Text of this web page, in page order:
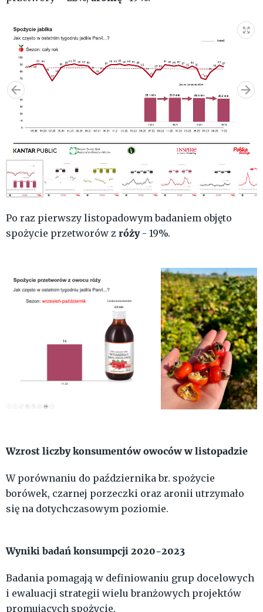
Po raz pierwszy listopadowym badaniem objęto
spożycie przetworów z róży - 19%.
Wzrost liczby konsumentów owoców w listopadzie
W porównaniu do października br. spożycie
borówek, czarnej porzeczki oraz aronii utrzymało
się na dotychczasowym poziomie.
Wyniki badań konsumpcji 2020-2023
Badania pomagają w definiowaniu grup docelowych
i ewaluacji strategii wielu branżowych projektów
promujących spożycie.